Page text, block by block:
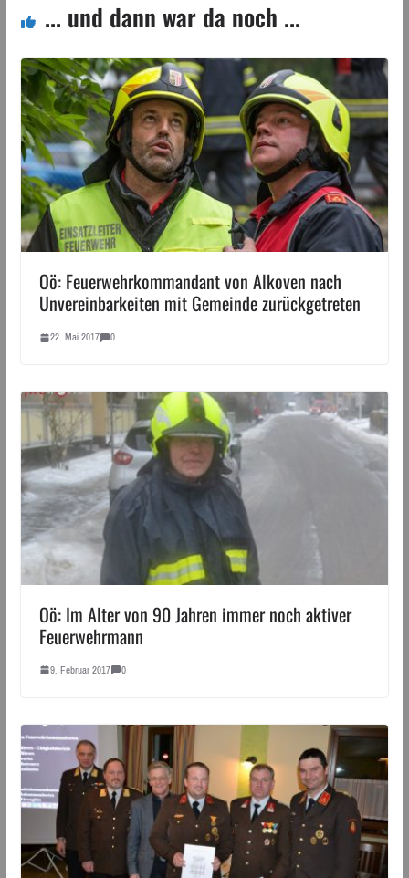
... und dann war da noch ...
Oö: Feuerwehrkommandant von Alkoven nach
Unvereinbarkeiten mit Gemeinde zurückgetreten
22. Mai 2017 0
Oö: Im Alter von 90 Jahren immer noch aktiver
Feuerwehrmann
9. Februar 2017 0